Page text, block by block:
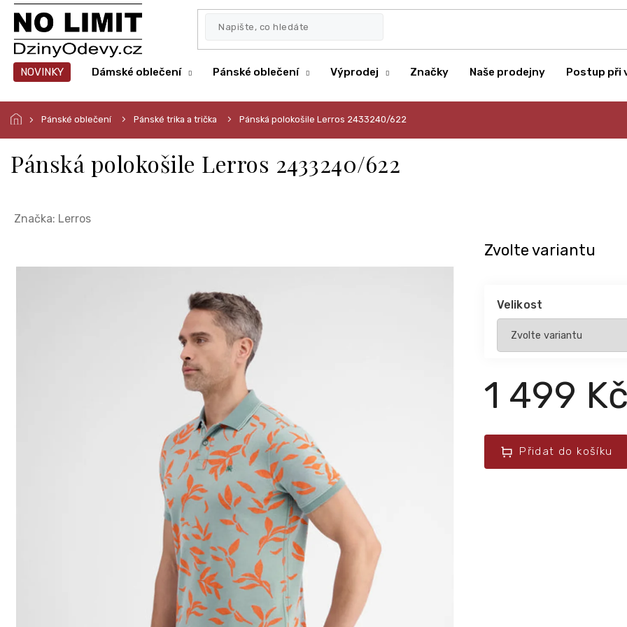
Přejít
obsah
NOVINKY Dámské oblečení Pánské oblečení Výprodej Značky Naše prodejny Postup při
Pánské oblečení Pánské trika a trička Pánská polokošile Lerros 2433240/622
Pánská polokošile Lerros 2433240/622
Značka: Lerros
1 499
Zvolte variantu
Velikost
Přidat do košíku